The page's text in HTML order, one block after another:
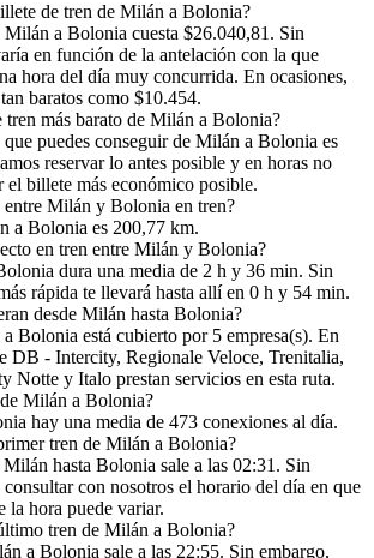
de tren de Milán a Bolonia?
a Bolonia cuesta $26.040,81. Sin
en función de la antelación con la que
hora del día muy concurrida. En ocasiones,
baratos como $10.454.
tren más barato de Milán a Bolonia?
puedes conseguir de Milán a Bolonia es
reservar lo antes posible y en horas no
el billete más económico posible.
entre Milán y Bolonia en tren?
a Bolonia es 200,77 km.
en tren entre Milán y Bolonia?
dura una media de 2 h y 36 min. Sin
rápida te llevará hasta allí en 0 h y 54 min.
desde Milán hasta Bolonia?
Bolonia está cubierto por 5 empresa(s). En
DB - Intercity, Regionale Veloce, Trenitalia,
Notte y Italo prestan servicios en esta ruta.
Milán a Bolonia?
hay una media de 473 conexiones al día.
tren de Milán a Bolonia?
hasta Bolonia sale a las 02:31. Sin
con nosotros el horario del día en que
la hora puede variar.
tren de Milán a Bolonia?
a Bolonia sale a las 22:55. Sin embargo,